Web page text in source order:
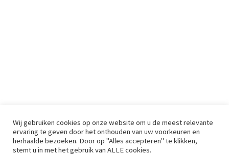
Wij gebruiken cookies op onze website om u de meest relevante
ervaring te geven door het onthouden van uw voorkeuren en
herhaalde bezoeken. Door op "Alles accepteren" te klikken,
stemt u in met het gebruik van ALLE cookies.